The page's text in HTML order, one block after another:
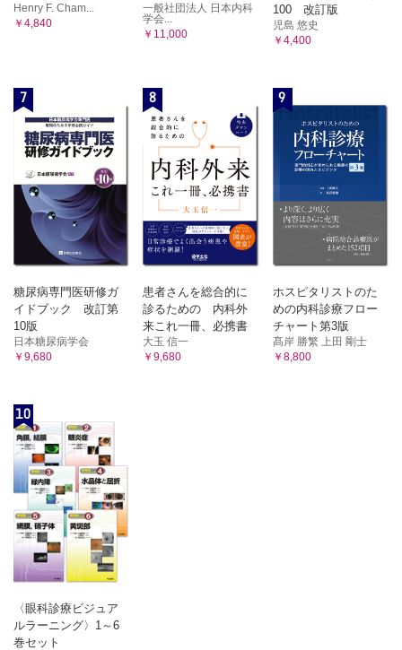
Henry F. Cham...
￥4,840
一般社団法人 日本内科
学会...
￥11,000
100 改訂版
児島 悠史
￥4,400
7
糖尿病専門医研修ガ
イドブック 改訂第
10版
日本糖尿病学会
￥9,680
8
患者さんを総合的に
診るための 内科外
来これ一冊、必携書
大玉 信一
￥9,680
9
ホスピタリストのた
めの内科診療フロー
チャート第3版
髙岸 勝繁 上田 剛士
￥8,800
10
〈眼科診療ビジュア
ルラーニング〉1～6
巻セット